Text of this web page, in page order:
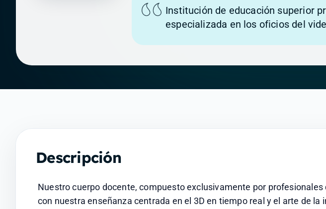
Institución de educación superior
especializada en los oficios del
Descripción
Nuestro cuerpo docente, compuesto exclusivamente por profesionales
con nuestra enseñanza centrada en el 3D en tiempo real y el arte de la